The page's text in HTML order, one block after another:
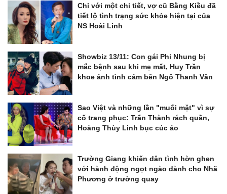
Chỉ với một chi tiết, vợ cũ Bằng Kiều đã
tiết lộ tình trạng sức khỏe hiện tại của
NS Hoài Linh
Showbiz 13/11: Con gái Phi Nhung bị
mắc bệnh sau khi mẹ mất, Huy Trần
khoe ảnh tình cảm bên Ngô Thanh Vân
Sao Việt và những lần "muối mặt" vì sự
cố trang phục: Trấn Thành rách quần,
Hoàng Thùy Linh bục cúc áo
Trường Giang khiến dân tình hờn ghen
với hành động ngọt ngào dành cho Nhã
Phương ở trường quay